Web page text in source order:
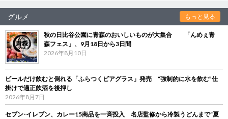
グルメ もっと見る
秋の日比谷公園に青森のおいしいものが大集合 「んめぇ青
森フェス」、9月18日から3日間
2026年8月10日
ビールだけ飲むと倒れる「ふらつくビアグラス」発売 “強制的に水を飲む”仕
掛けで適正飲酒を後押し
2026年8月7日
セブン‐イレブン、カレー15商品を一斉投入 名店監修から冷製うどんまで“夏